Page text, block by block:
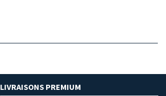
LIVRAISONS PREMIUM